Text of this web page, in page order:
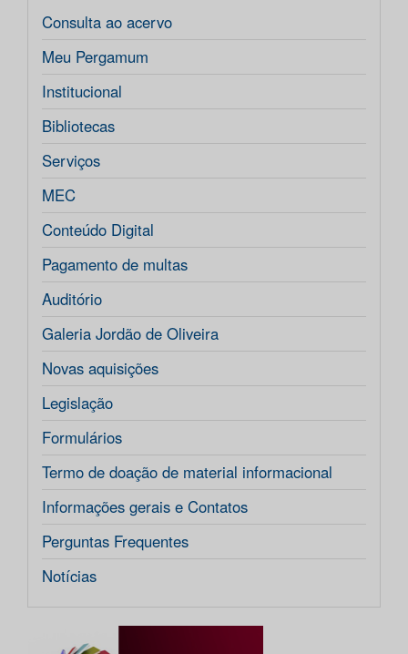
Consulta ao acervo
Meu Pergamum
Institucional
Bibliotecas
Serviços
MEC
Conteúdo Digital
Pagamento de multas
Auditório
Galeria Jordão de Oliveira
Novas aquisições
Legislação
Formulários
Termo de doação de material informacional
Informações gerais e Contatos
Perguntas Frequentes
Notícias